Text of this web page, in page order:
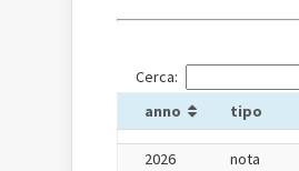
Cerca:
anno
tipo
2026 nota